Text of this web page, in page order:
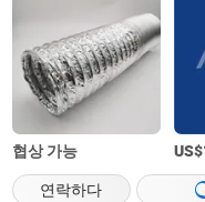
협상 가능 US$
연락하다